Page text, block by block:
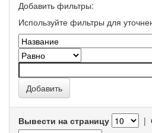
Добавить фильтры:
Используйте фильтры для
Вывести на страницу |